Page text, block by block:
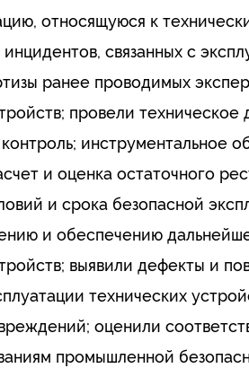
относящуюся к
связанных с
ранее проводимых
провели техническое
инструментальное
и оценка остаточного
и срока безопасной
и обеспечению
выявили дефекты и
технических
оценили
промышленной